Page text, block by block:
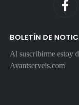
BOLETÍN DE
Al suscribirme estoy
Avantserveis.com